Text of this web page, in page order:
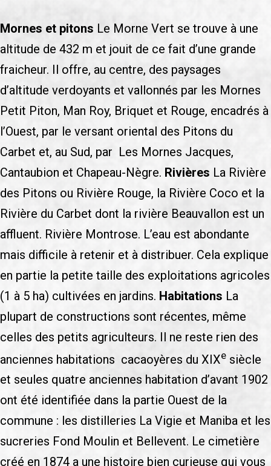
Mornes et pitons Le Morne Vert se trouve à une
altitude de 432 m et jouit de ce fait d’une grande
fraicheur. Il offre, au centre, des paysages
d’altitude verdoyants et vallonnés par les Mornes
Petit Piton, Man Roy, Briquet et Rouge, encadrés à
l’Ouest, par le versant oriental des Pitons du
Carbet et, au Sud, par Les Mornes Jacques,
Cantaubion et Chapeau-Nègre. Rivières La Rivière
des Pitons ou Rivière Rouge, la Rivière Coco et la
Rivière du Carbet dont la rivière Beauvallon est un
affluent. Rivière Montrose. L’eau est abondante
mais difficile à retenir et à distribuer. Cela explique
en partie la petite taille des exploitations agricoles
(1 à 5 ha) cultivées en jardins. Habitations La
plupart de constructions sont récentes, même
celles des petits agriculteurs. Il ne reste rien des
anciennes habitations cacaoyères du XIXe siècle
et seules quatre anciennes habitation d’avant 1902
ont été identifiée dans la partie Ouest de la
commune : les distilleries La Vigie et Maniba et les
sucreries Fond Moulin et Bellevent. Le cimetière
créé en 1874 a une histoire bien curieuse qui vous